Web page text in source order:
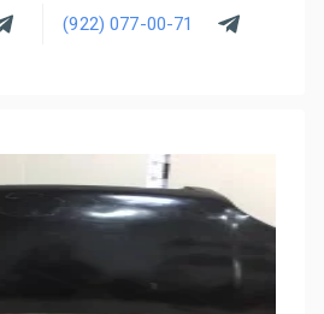
(922) 077-00-71